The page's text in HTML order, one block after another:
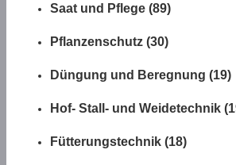
Saat und Pflege (89)
Pflanzenschutz (30)
Düngung und Beregnung (19)
Hof- Stall- und Weidetechnik
Fütterungstechnik (18)